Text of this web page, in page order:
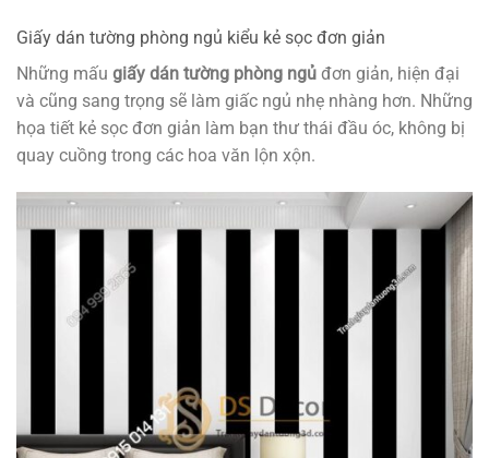
Giấy dán tường phòng ngủ kiểu kẻ sọc đơn giản
Những mấu giấy dán tường phòng ngủ đơn giản, hiện đại
và cũng sang trọng sẽ làm giấc ngủ nhẹ nhàng hơn. Những
họa tiết kẻ sọc đơn giản làm bạn thư thái đầu óc, không bị
quay cuồng trong các hoa văn lộn xộn.